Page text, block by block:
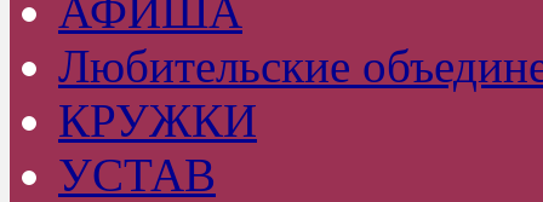
АФИША
Любительские
КРУЖКИ
УСТАВ